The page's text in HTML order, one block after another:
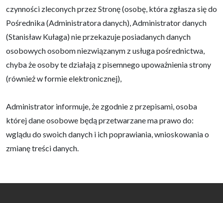
czynności zleconych przez Stronę (osobę, która zgłasza się do
Pośrednika (Administratora danych), Administrator danych
(Stanisław Kułaga) nie przekazuje posiadanych danych
osobowych osobom niezwiązanym z usługa pośrednictwa,
chyba że osoby te działają z pisemnego upoważnienia strony
(również w formie elektronicznej),
Administrator informuje, że zgodnie z przepisami, osoba
której dane osobowe będą przetwarzane ma prawo do:
wglądu do swoich danych i ich poprawiania, wnioskowania o
zmianę treści danych.